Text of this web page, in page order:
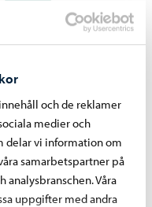
och de reklamer
medier och
delar vi information om
samarbetspartner på
Våra
uppgifter med andra
23.6.2026